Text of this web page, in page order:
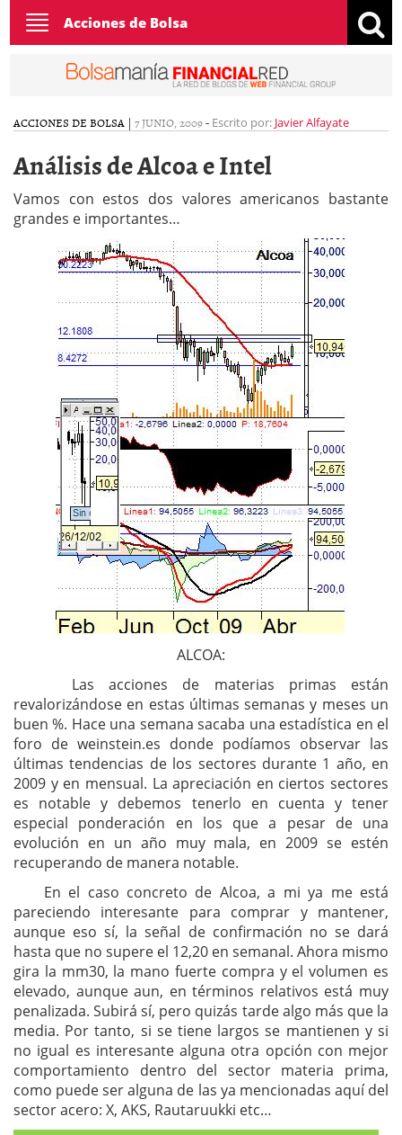
Toggle
navigation
Acciones de Bolsa
ACCIONES DE BOLSA | 7 JUNIO, 2009- Escrito por: Javier Alfayate
Análisis de Alcoa e Intel
Vamos con estos dos valores americanos bastante
grandes e importantes…
ALCOA:
Las acciones de materias primas están
revalorizándose en estas últimas semanas y meses un
buen %. Hace una semana sacaba una estadística en el
foro de weinstein.es donde podíamos observar las
últimas tendencias de los sectores durante 1 año, en
2009 y en mensual. La apreciación en ciertos sectores
es notable y debemos tenerlo en cuenta y tener
especial ponderación en los que a pesar de una
evolución en un año muy mala, en 2009 se estén
recuperando de manera notable.
En el caso concreto de Alcoa, a mi ya me está
pareciendo interesante para comprar y mantener,
aunque eso sí, la señal de confirmación no se dará
hasta que no supere el 12,20 en semanal. Ahora mismo
gira la mm30, la mano fuerte compra y el volumen es
elevado, aunque aun, en términos relativos está muy
penalizada. Subirá sí, pero quizás tarde algo más que la
media. Por tanto, si se tiene largos se mantienen y si
no igual es interesante alguna otra opción con mejor
comportamiento dentro del sector materia prima,
como puede ser alguna de las ya mencionadas aquí del
sector acero: X, AKS, Rautaruukki etc…